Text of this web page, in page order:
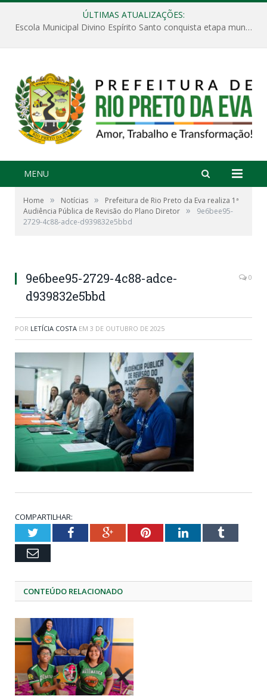
ÚLTIMAS ATUALIZAÇÕES:
Escola Municipal Divino Espírito Santo conquista etapa municipal da V Feira Amazonense de Matemática
MENU
Home » Notícias »
Prefeitura de Rio Preto da Eva realiza 1ª
Audiência Pública de Revisão do Plano Diretor »
9e6bee95-
2729-4c88-adce-d939832e5bbd
9e6bee95-2729-4c88-adce-
d939832e5bbd
0
POR LETÍCIA COSTA EM 3 DE OUTUBRO DE 2025
COMPARTILHAR:
TwitterFacebookGoogle+PinterestLinkedInTumblr
Email
CONTEÚDO RELACIONADO